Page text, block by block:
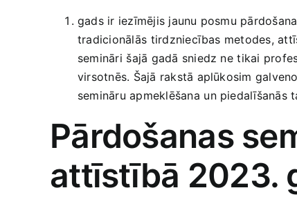
gads ir iezīmējis jaunu posmu
tradicionālās ⁣tirdzniecības ‌metodes,
semināri⁣ šajā gadā sniedz ne ⁣tikai
virsotnēs. Šajā rakstā aplūkosim
semināru apmeklēšana⁣ un
Pārdošanas
attīstībā ​2023.